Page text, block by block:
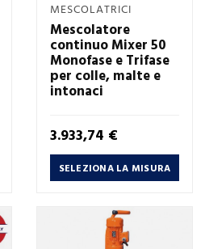
MESCOLATRICI
Mescolatore
continuo Mixer 50
Monofase e Trifase
per colle, malte e
intonaci
Prezzo
3.933,74 €
SELEZIONA LA MISURA